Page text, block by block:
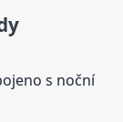
s noční